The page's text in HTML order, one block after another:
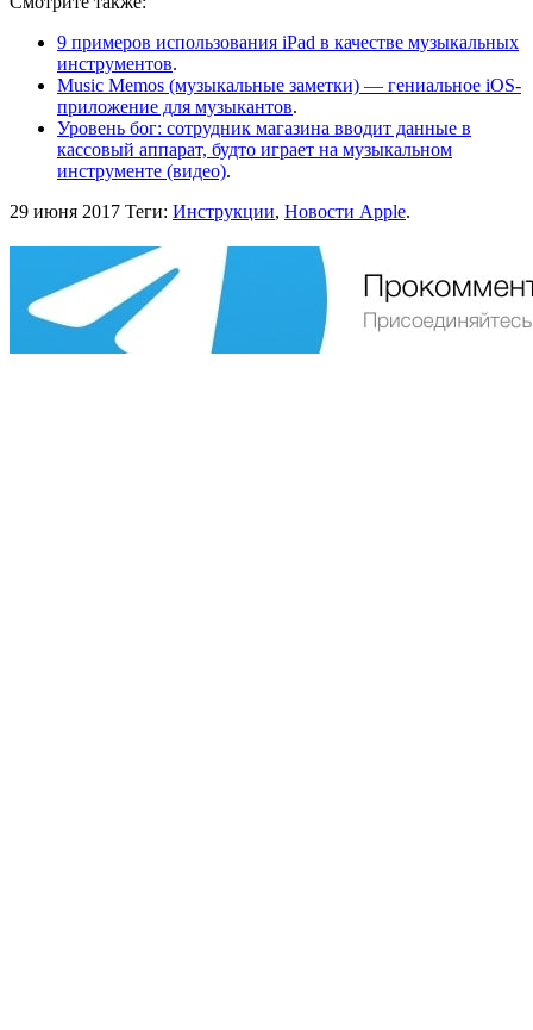
9 примеров использования iPad в качестве музыкальных
инструментов.
Music Memos (музыкальные заметки) — гениальное iOS-
приложение для музыкантов.
Уровень бог: сотрудник магазина вводит данные в
кассовый аппарат, будто играет на музыкальном
инструменте (видео).
29 июня 2017 Теги: Инструкции, Новости Apple.